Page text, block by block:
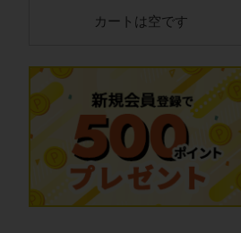
カートは空です